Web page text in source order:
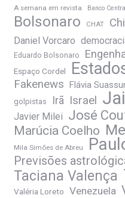
A semana em revista Banco
Bolsonaro CHAT
Daniel Vorcaro
Eduardo Bolsonaro
Espaço Cordel
Fakenews Flávia
golpistas Irã Israel
Javier Milei José
Marúcia Coelho
Mila Simões de Abreu
Previsões
Taciana Valença
Valéria Loreto Venezuela